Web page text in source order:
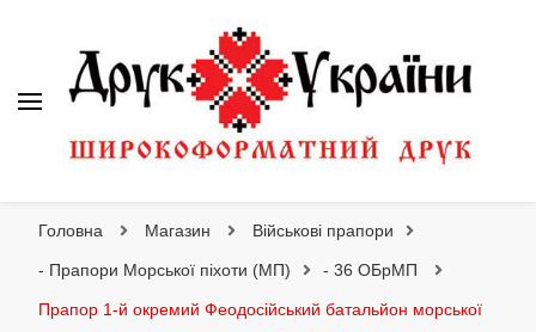
Головна Магазин Військові прапори
- Прапори Морської піхоти (МП) - 36 ОБрМП
Прапор 1-й окремий Феодосійський батальйон морської